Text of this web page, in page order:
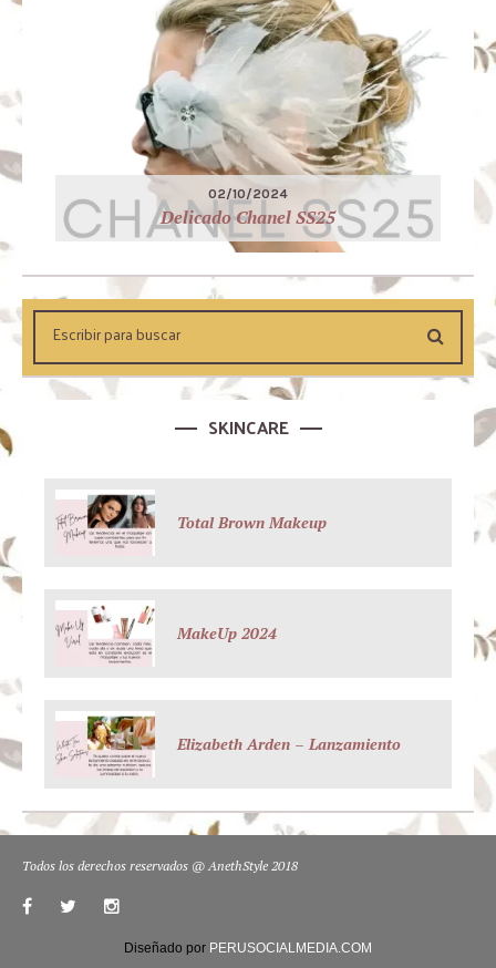
02/10/2024
Delicado Chanel SS25
SKINCARE
Total Brown Makeup
MakeUp 2024
Elizabeth Arden – Lanzamiento
Todos los derechos reservados @ AnethStyle 2018
Diseñado por PERUSOCIALMEDIA.COM